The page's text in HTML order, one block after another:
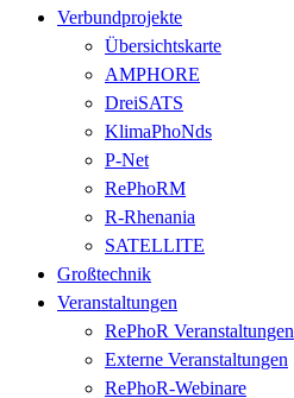
Verbundprojekte
Übersichtskarte
AMPHORE
DreiSATS
KlimaPhoNds
P-Net
RePhoRM
R-Rhenania
SATELLITE
Großtechnik
Veranstaltungen
RePhoR Veranstaltungen
Externe Veranstaltungen
RePhoR-Webinare